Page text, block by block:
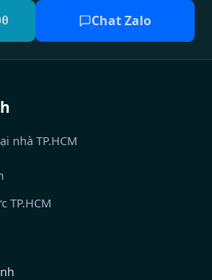
Chat Zalo
nhà TP.HCM
TP.HCM